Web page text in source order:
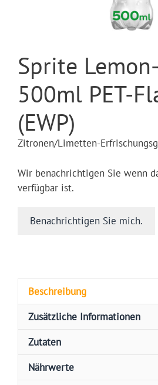
Sprite
500ml PET-
(EWP)
Zitronen/Limetten-
Wir benachrichtigen Sie wenn
verfügbar ist.
Benachrichtigen Sie mich.
Beschreibung
Zusätzliche Informationen
Zutaten
Nährwerte